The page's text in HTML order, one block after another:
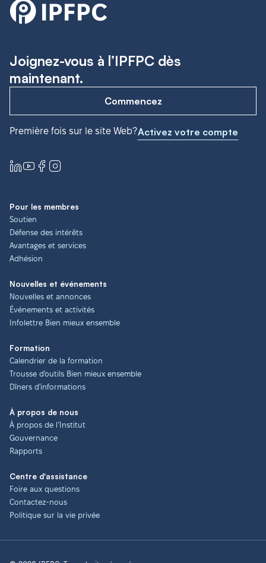
Joignez-vous à l’IPFPC dès
maintenant.
Commencez
Première fois sur le site Web?Activez votre compte
Pour les membres
Soutien
Défense des intérêts
Avantages et services
Adhésion
Nouvelles et événements
Nouvelles et annonces
Événements et activités
Infolettre Bien mieux ensemble
Formation
Calendrier de la formation
Trousse d'outils Bien mieux ensemble
Dîners d'informations
À propos de nous
À propos de l’Institut
Gouvernance
Rapports
Centre d'assistance
Foire aux questions
Contactez-nous
Politique sur la vie privée